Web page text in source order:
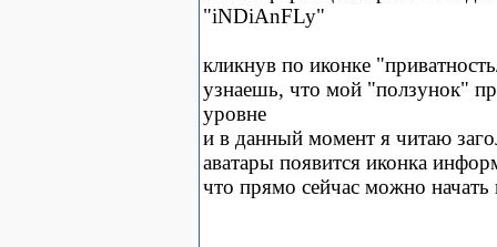
"iNDiAnFLy"
кликнув по иконке
узнаешь, что мой "ползунок"
уровне
и в данный момент я читаю
аватары появится иконка
что прямо сейчас можно